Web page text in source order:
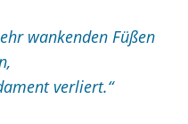
wankenden Füßen
verliert.“